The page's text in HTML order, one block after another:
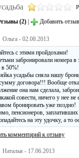
(2) Добавить отзыв
Ольга - 02.08.2013
с этими пройдохами!
забронировали номера в
в 50%!
усадьбы сняла нашу
договора!!! Вообще
она нам сделала,
совести, ничего у нее
бронировать уже поздно!
пенсионеров,
на эту удочку, а то
комментарий к отзыву
Наталья - 17.06.2013